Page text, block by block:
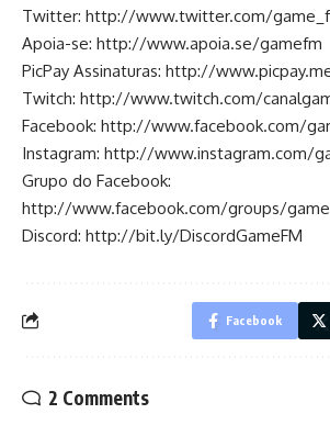
Twitter: http://www.twitter.com/
Apoia-se: http://www.apoia.se/gamefm
PicPay Assinaturas: http://
Twitch: http://www.twitch.com/
Facebook: http://www.facebook.com/
Instagram: http://www.instagram.com/
Grupo do Facebook:
http://www.facebook.com/groups/
Discord: http://bit.ly/DiscordGameFM
Facebook
2 Comments